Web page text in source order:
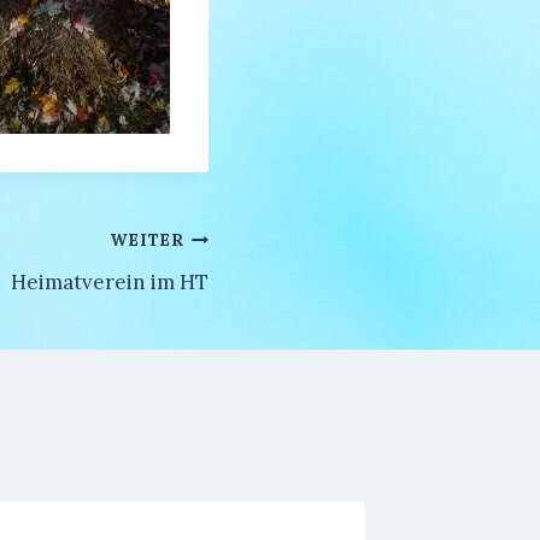
WEITER
Heimatverein im HT